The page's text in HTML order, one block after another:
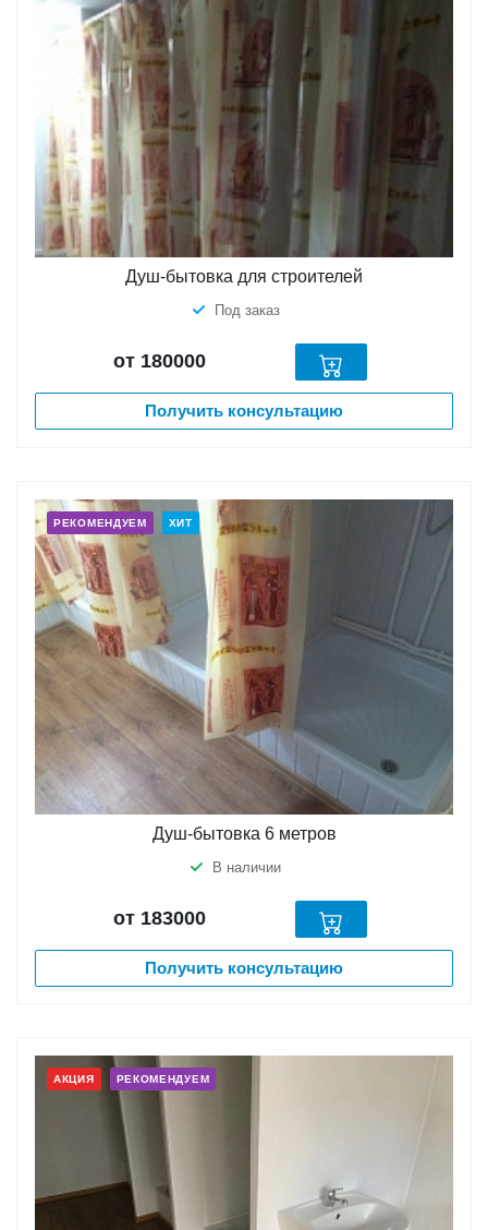
Душ-бытовка для строителей
Под заказ
от 180000
Получить консультацию
РЕКОМЕНДУЕМ ХИТ
Душ-бытовка 6 метров
В наличии
от 183000
Получить консультацию
АКЦИЯ РЕКОМЕНДУЕМ